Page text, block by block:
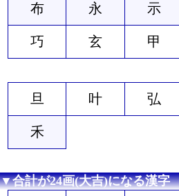
布 永 示
巧 玄 甲
旦 叶 弘
禾
▼合計が24画(大吉)になる漢字